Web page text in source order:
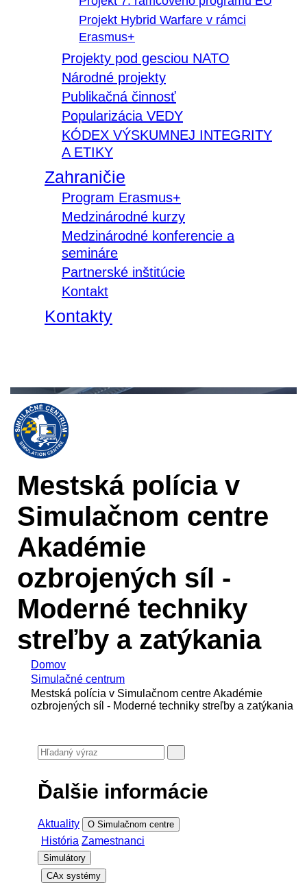
Projekt Hybrid Warfare v rámci
Erasmus+
Projekty pod gesciou NATO
Národné projekty
Publikačná činnosť
Popularizácia VEDY
KÓDEX VÝSKUMNEJ INTEGRITY
A ETIKY
Zahraničie
Program Erasmus+
Medzinárodné kurzy
Medzinárodné konferencie a
semináre
Partnerské inštitúcie
Kontakt
Kontakty
Mestská polícia v
Simulačnom centre
Akadémie
ozbrojených síl -
Moderné techniky
streľby a zatýkania
Domov
Simulačné centrum
Mestská polícia v Simulačnom centre Akadémie
ozbrojených síl - Moderné techniky streľby a zatýkania
Ďalšie informácie
Aktuality O Simulačnom centre
História Zamestnanci
Simulátory
CAx systémy